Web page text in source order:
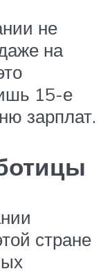
не
на
15-е
зарплат.
стране